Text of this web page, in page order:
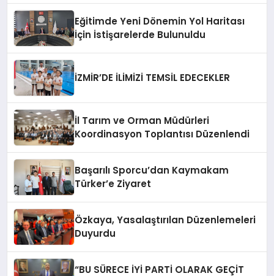
Eğitimde Yeni Dönemin Yol Haritası
İçin İstişarelerde Bulunuldu
İZMİR’DE İLİMİZİ TEMSİL EDECEKLER
İl Tarım ve Orman Müdürleri
Koordinasyon Toplantısı Düzenlendi
Başarılı Sporcu’dan Kaymakam
Türker’e Ziyaret
Özkaya, Yasalaştırılan Düzenlemeleri
Duyurdu
“BU SÜRECE İYİ PARTİ OLARAK GEÇİT